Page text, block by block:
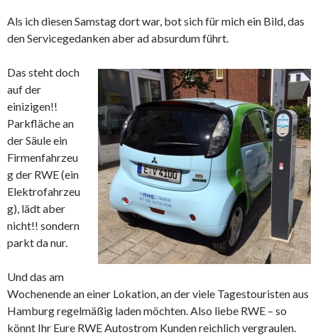
Als ich diesen Samstag dort war, bot sich für mich ein Bild, das
den Servicegedanken aber ad absurdum führt.
Das steht doch
auf der
einizigen!!
Parkfläche an
der Säule ein
Firmenfahrzeu
g der RWE (ein
Elektrofahrzeu
g), lädt aber
nicht!! sondern
parkt da nur.
Und das am
Wochenende an einer Lokation, an der viele Tagestouristen aus
Hamburg regelmäßig laden möchten. Also liebe RWE – so
könnt Ihr Eure RWE Autostrom Kunden reichlich vergraulen.